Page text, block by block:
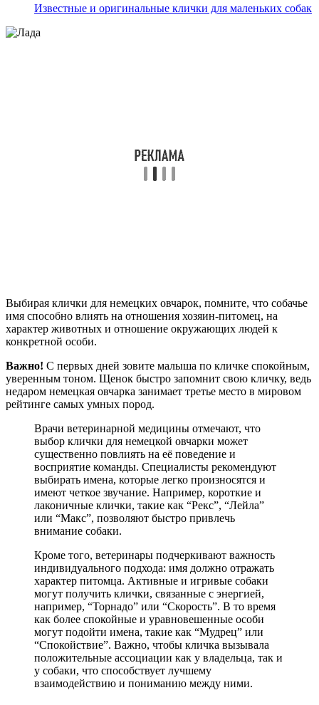
Известные и оригинальные клички для маленьких собак
Выбирая клички для немецких овчарок, помните, что собачье
имя способно влиять на отношения хозяин-питомец, на
характер животных и отношение окружающих людей к
конкретной особи.
Важно! С первых дней зовите малыша по кличке спокойным,
уверенным тоном. Щенок быстро запомнит свою кличку, ведь
недаром немецкая овчарка занимает третье место в мировом
рейтинге самых умных пород.
Врачи ветеринарной медицины отмечают, что
выбор клички для немецкой овчарки может
существенно повлиять на её поведение и
восприятие команды. Специалисты рекомендуют
выбирать имена, которые легко произносятся и
имеют четкое звучание. Например, короткие и
лаконичные клички, такие как “Рекс”, “Лейла”
или “Макс”, позволяют быстро привлечь
внимание собаки.
Кроме того, ветеринары подчеркивают важность
индивидуального подхода: имя должно отражать
характер питомца. Активные и игривые собаки
могут получить клички, связанные с энергией,
например, “Торнадо” или “Скорость”. В то время
как более спокойные и уравновешенные особи
могут подойти имена, такие как “Мудрец” или
“Спокойствие”. Важно, чтобы кличка вызывала
положительные ассоциации как у владельца, так и
у собаки, что способствует лучшему
взаимодействию и пониманию между ними.